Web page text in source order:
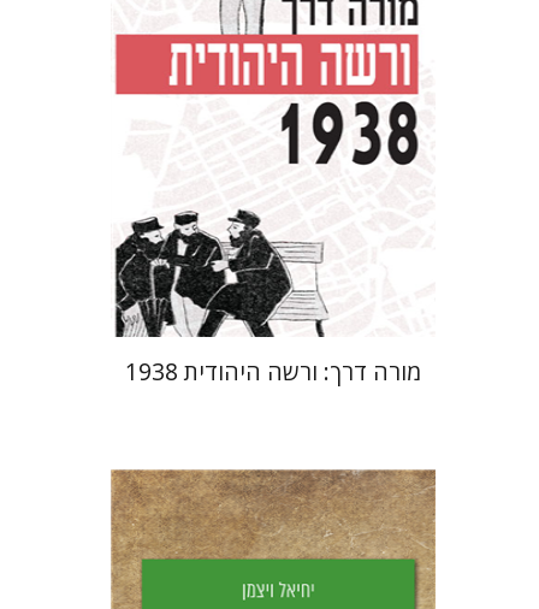
מחיר השקה
$42
$29
מורה דרך: ורשה היהודית 1938
יחיאל ויצמן
יפעת וייס